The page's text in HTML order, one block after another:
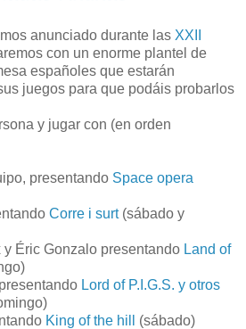
anunciado durante las XXII
con un enorme plantel de
españoles que estarán
juegos para que podáis probarlos
y jugar con (en orden
presentando Space opera
Corre i surt (sábado y
Éric Gonzalo presentando Land of
Lord of P.I.G.S. y otros
King of the hill
(sábado)